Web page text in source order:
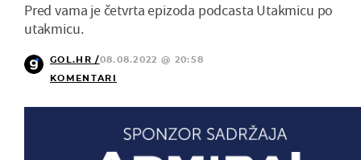
Pred vama je četvrta epizoda podcasta Utakmicu po
utakmicu.
GOL.HR /08.08.2022 @ 20:58
KOMENTARI